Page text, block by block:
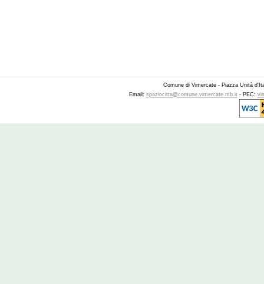
Comune di Vimercate - Piazza Unità
Email: spaziocitta@comune.vimercate.mb.it- PEC: